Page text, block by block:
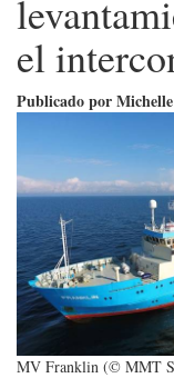
el
Publicado por
MV Franklin (© MMT